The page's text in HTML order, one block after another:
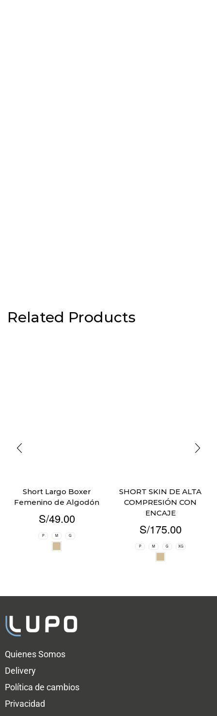
Related Products
Short Largo Boxer
Femenino de Algodón
S/49.00
P M G
SHORT SKIN DE ALTA
COMPRESIÓN CON
ENCAJE
S/175.00
P M G XG
Quienes Somos
Delivery
Política de cambios
Privacidad